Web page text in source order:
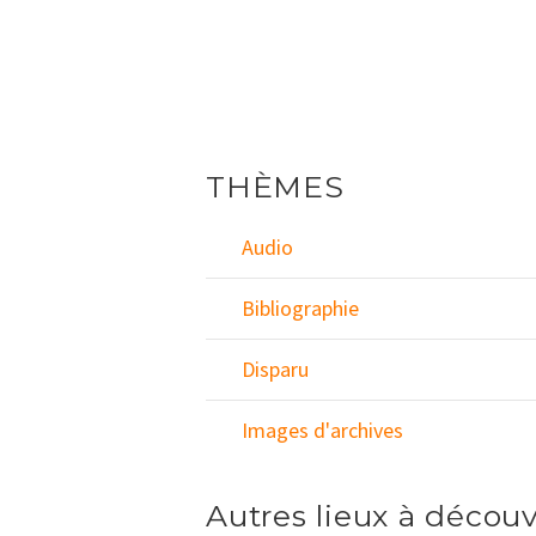
THÈMES
Audio
Bibliographie
Disparu
Images d'archives
Autres lieux à